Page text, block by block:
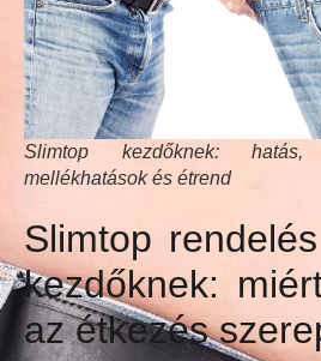
Slimtop kezdőknek:
mellékhatások és étrend
Slimtop
kezdőknek:
az étkezés